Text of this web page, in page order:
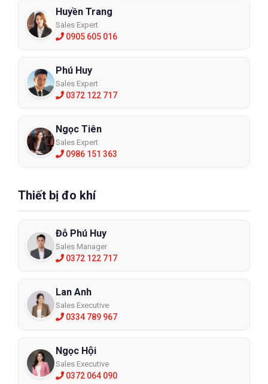
Huyền Trang
Sales Expert
0905 605 016
Phú Huy
Sales Expert
0372 122 717
Ngọc Tiên
Sales Expert
0986 151 363
Thiết bị đo khí
Đỗ Phú Huy
Sales Manager
0372 122 717
Lan Anh
Sales Executive
0334 789 967
Ngọc Hội
Sales Executive
0372 064 090